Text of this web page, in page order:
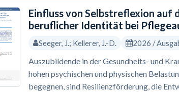
Einfluss von Selbstreflexion auf
beruflicher Identität bei
Seeger, J.; Kellerer, J.-D. 2026 /
Auszubildende in der Gesundheits- und
hohen psychischen und physischen
begegnen, sind Resilienzförderung, die